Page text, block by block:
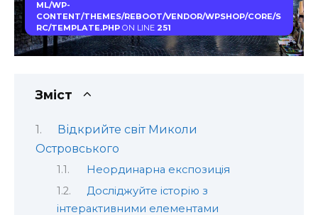
ML/WP-
CONTENT/THEMES/REBOOT/VENDOR/WPSHOP/CORE/S
RC/TEMPLATE.PHPON LINE 251
Зміст
Відкрийте світ Миколи
Островського
Неординарна експозиція
Досліджуйте історію з
інтерактивними елементами